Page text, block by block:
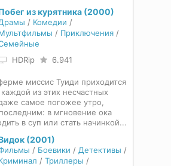
из курятника (2000)
/ Комедии /
/ Приключения /
HDRip
6.941
миссис Туиди приходится
из этих несчастных
самое погожее утро,
в мгновение ока
в суп или стать начинкой...
(2001)
/ Боевики / Детективы /
/ Триллеры /